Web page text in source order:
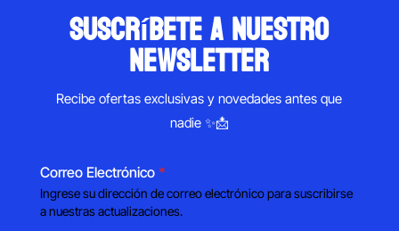
suscríbete a nuestro
newsletter
Recibe ofertas exclusivas y novedades antes que
nadie ✨📩
Correo Electrónico *
Ingrese su dirección de correo electrónico para suscribirse
a nuestras actualizaciones.